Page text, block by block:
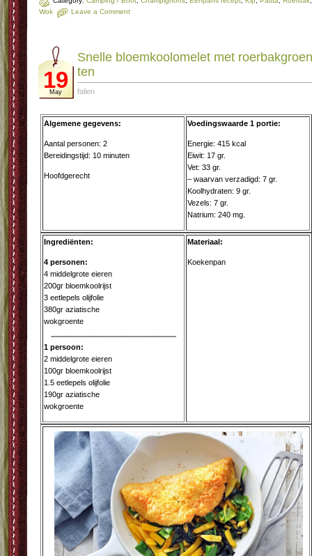
Wok
Leave a Comment
19
May
Snel­le bloem­koolome­let met
ten
falien
Algemene gegevens:
Aantal personen: 2
Bereidingstijd: 10 minuten
Hoofdgerecht
Voedingswaarde 1 portie:
Energie: 415 kcal
Eiwit: 17 gr.
Vet: 33 gr.
– waarvan verzadigd: 7 gr.
Koolhydraten: 9 gr.
Vezels: 7 gr.
Natrium: 240 mg.
Ingrediënten:
4 personen:
4 middelgrote eieren
200gr bloemkoolrijst
3 eetlepels olijfolie
380gr aziatische
wokgroente
1 persoon:
2 middelgrote eieren
100gr bloemkoolrijst
1.5 eetlepels olijfolie
190gr aziatische
wokgroente
Materiaal:
Koekenpan